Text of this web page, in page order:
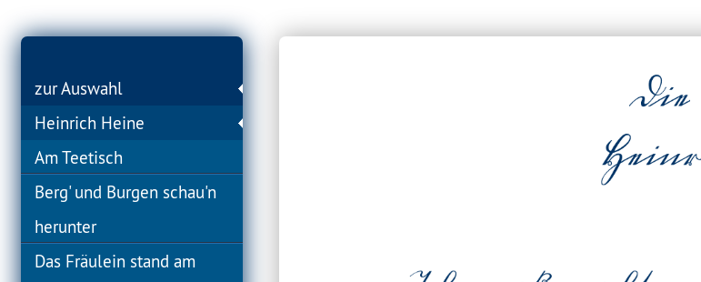
zur Auswahl
Heinrich Heine
Am Teetisch
Berg' und Burgen schau'n
herunter
Das Fräulein stand am